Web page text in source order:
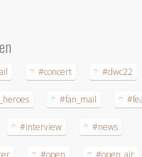
#concert #dwc22
#fan_mail
#interview #news
#open #open_air